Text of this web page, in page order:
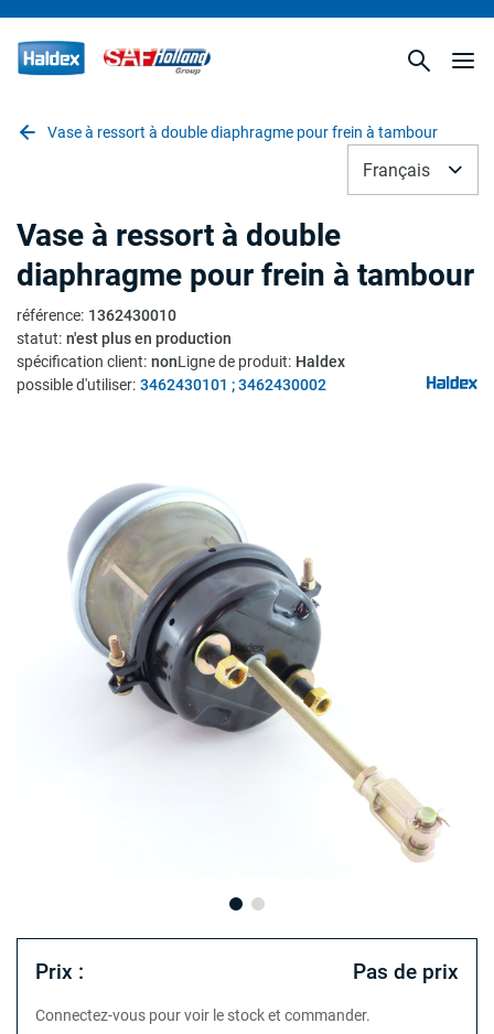
Vase à ressort à double diaphragme pour frein à tambour
Français
Vase à ressort à double
diaphragme pour frein à tambour
référence: 1362430010
statut: n'est plus en production
spécification client: nonLigne de produit: Haldex
possible d'utiliser: 3462430101 ; 3462430002
Prix : Pas de prix
Connectez-vous pour voir le stock et commander.